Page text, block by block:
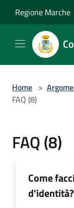
Regione Marche
Home >
FAQ (8)
FAQ (8)
Come
d'identità?